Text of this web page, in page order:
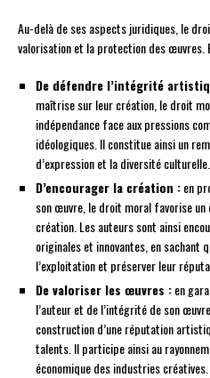
Au-delà de ses aspects juridiques, le
valorisation et la protection des œuvres.
De défendre l’intégrité
maîtrise sur leur création, le droit
indépendance face aux pressions
idéologiques. Il constitue ainsi un
d’expression et la diversité culturelle.
D’encourager la création :en
son œuvre, le droit moral favorise
création. Les auteurs sont ainsi
originales et innovantes, en sachant
l’exploitation et préserver leur
De valoriser les œuvres :en
l’auteur et de l’intégrité de son
construction d’une réputation
talents. Il participe ainsi au
économique des industries créatives.